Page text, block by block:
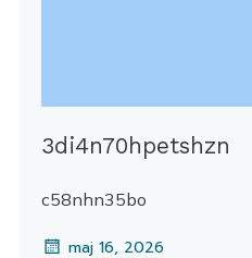
3di4n70hpetshzn
c58nhn35bo
maj 16, 2026